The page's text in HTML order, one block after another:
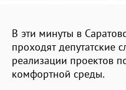
В эти минуты в
проходят депутатские
реализации проектов
комфортной среды.